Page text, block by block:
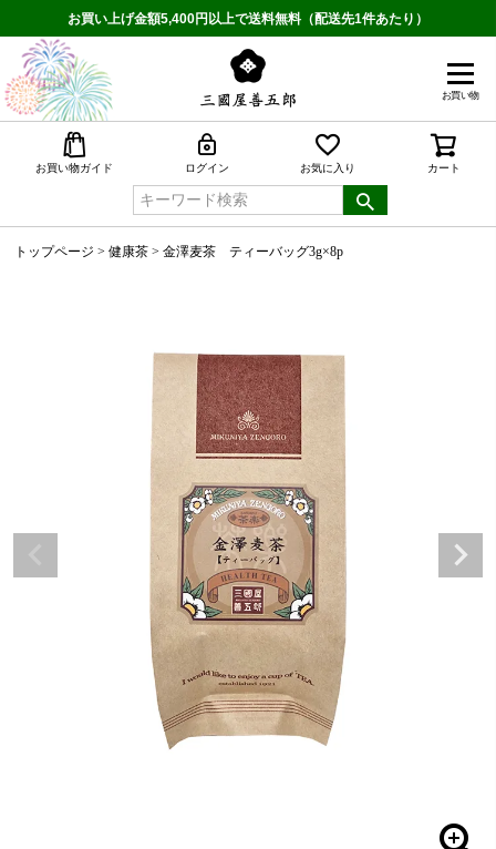
お買い上げ金額5,400円以上で送料無料（配送先1件あたり）
お買い物
お買い物ガイド ログイン お気に入り カート
トップページ 健康茶 金澤麦茶 ティーバッグ3g×8p